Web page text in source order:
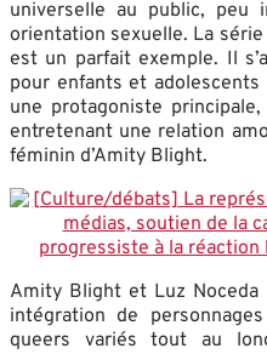
universelle au public, peu
orientation sexuelle. La série
est un parfait exemple. Il
pour enfants et adolescents
une protagoniste
entretenant une relation
féminin d’Amity Blight.
Amity Blight et Luz Noceda
intégration de
queers variés tout au